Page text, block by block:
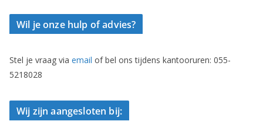
Wil je onze hulp of advies?
Stel je vraag via email of bel ons tijdens kantooruren: 055-
5218028
Wij zijn aangesloten bij: